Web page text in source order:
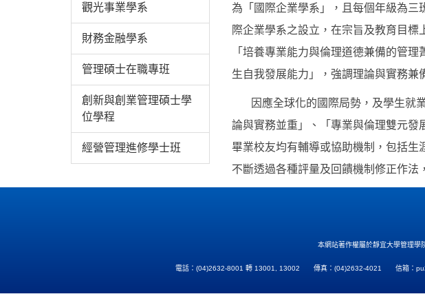
觀光事業學系
財務金融學系
管理碩士在職專班
創新與創業管理碩士學
位學程
經營管理進修學士班
為「國際企業學系」，且每個年級為三
際企業學系之設立，在宗旨及教育目
「培養專業能力與倫理道德兼備的管
生自我發展能力」，強調理論與實務兼
因應全球化的國際局勢，及學生就業
論與實務並重」、「專業與倫理雙元發
畢業校友均有輔導或協助機制，包括生
不斷透過各種評量及回饋機制修正作法
本網站著作權屬於靜宜大學管理學
電話：(04)2632-8001 轉 13001, 13002 傳真：(04)2632-4021 信箱：